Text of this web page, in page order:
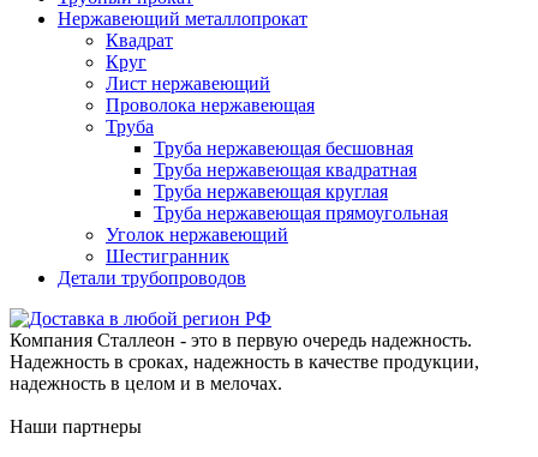
Нержавеющий металлопрокат
Квадрат
Круг
Лист нержавеющий
Проволока нержавеющая
Труба
Труба нержавеющая бесшовная
Труба нержавеющая квадратная
Труба нержавеющая круглая
Труба нержавеющая прямоугольная
Уголок нержавеющий
Шестигранник
Детали трубопроводов
Компания Сталлеон - это в первую очередь надежность.
Надежность в сроках, надежность в качестве продукции,
надежность в целом и в мелочах.
Наши партнеры